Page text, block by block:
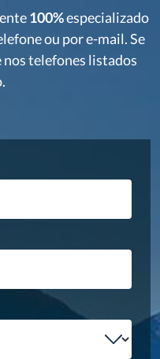
100%especializado
ou por e-mail. Se
nos telefones listados